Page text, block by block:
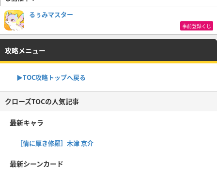
るぅみマスター
事前登録くじ
攻略メニュー
▶TOC攻略トップへ戻る
クローズTOCの人気記事
最新キャラ
［情に厚き修羅］木津 京介
最新シーンカード